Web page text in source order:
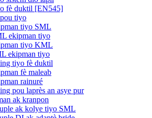
fè duktil [EN545]
tiyo
tiyo SML
ekipman tiyo
tiyo KML
ekipman tiyo
tiyo fè duktil
fè maleab
rainuré
pou laprès an asye pur
ak kranpon
ak kolye tiyo SML